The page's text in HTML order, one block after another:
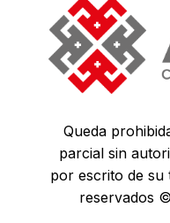
Queda
parcial sin
por escrito de su
reservados